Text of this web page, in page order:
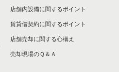
店舗内設備に関するポイント
賃貸借契約に関するポイント
店舗売却に関する心構え
売却現場のＱ＆Ａ